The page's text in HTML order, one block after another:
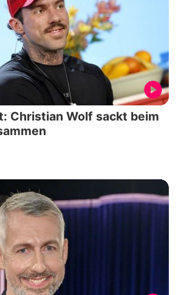
Christian Wolf sackt beim